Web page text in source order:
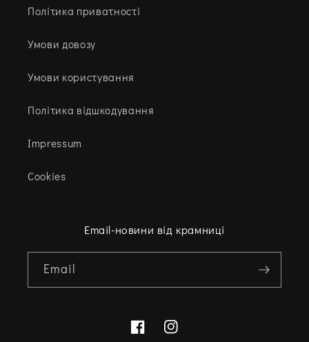
Політика приватності
Умови довозу
Умови користування
Політика відшкодування
Impressum
Cookies
Email-новини від крамниці
Email
FacebookInstagram